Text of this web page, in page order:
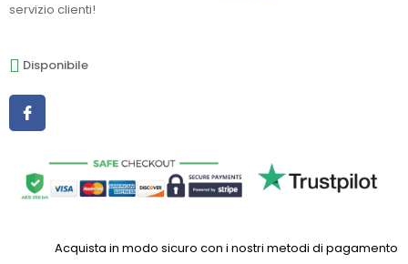
servizio clienti!
Disponibile
Acquista in modo sicuro con i nostri metodi di pagamento